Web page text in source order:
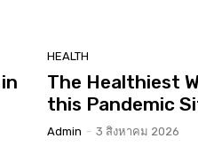
HEALTH
The Healthiest
this Pandemic
Admin - 3 สิงหาคม 2026